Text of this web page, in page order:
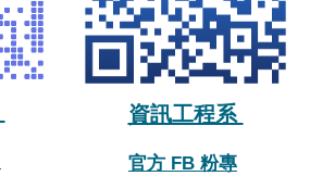
資訊工程系
官方 FB 粉專